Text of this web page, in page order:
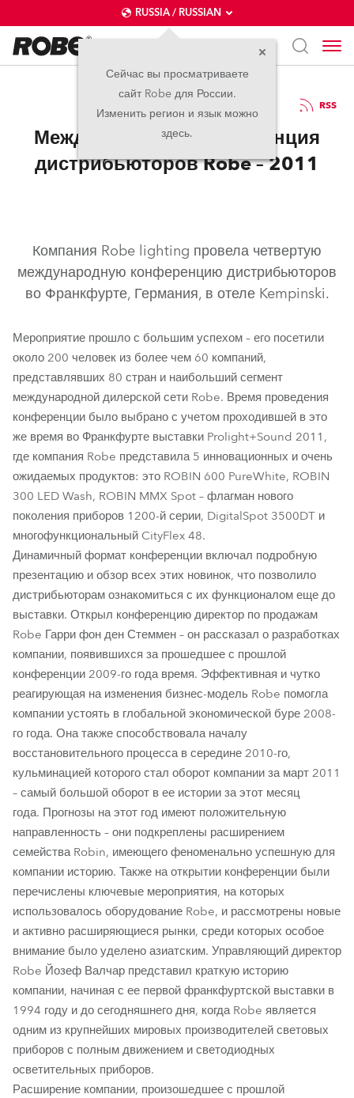
RUSSIA / RUSSIAN
Сейчас вы просматриваете
сайт Robe для России.
Изменить регион и язык можно
здесь.
18.04.2011 RSS
Международная конференция
дистрибьюторов Robe – 2011
Компания Robe lighting провела четвертую
международную конференцию дистрибьюторов
во Франкфурте, Германия, в отеле Kempinski.
Мероприятие прошло с большим успехом – его посетили
около 200 человек из более чем 60 компаний,
представлявших 80 стран и наибольший сегмент
международной дилерской сети Robe. Время проведения
конференции было выбрано с учетом проходившей в это
же время во Франкфурте выставки Prolight+Sound 2011,
где компания Robe представила 5 инновационных и очень
ожидаемых продуктов: это ROBIN 600 PureWhite, ROBIN
300 LED Wash, ROBIN MMX Spot – флагман нового
поколения приборов 1200-й серии, DigitalSpot 3500DT и
многофункциональный CityFlex 48.
Динамичный формат конференции включал подробную
презентацию и обзор всех этих новинок, что позволило
дистрибьюторам ознакомиться с их функционалом еще до
выставки. Открыл конференцию директор по продажам
Robe Гарри фон ден Стеммен – он рассказал о разработках
компании, появившихся за прошедшее с прошлой
конференции 2009-го года время. Эффективная и чутко
реагирующая на изменения бизнес-модель Robe помогла
компании устоять в глобальной экономической буре 2008-
го года. Она также способствовала началу
восстановительного процесса в середине 2010-го,
кульминацией которого стал оборот компании за март 2011
– самый большой оборот в ее истории за этот месяц
года. Прогнозы на этот год имеют положительную
направленность – они подкреплены расширением
семейства Robin, имеющего феноменально успешную для
компании историю. Также на открытии конференции были
перечислены ключевые мероприятия, на которых
использовалось оборудование Robe, и рассмотрены новые
и активно расширяющиеся рынки, среди которых особое
внимание было уделено азиатским. Управляющий директор
Robe Йозеф Валчар представил краткую историю
компании, начиная с ее первой франкфуртской выставки в
1994 году и до сегодняшнего дня, когда Robe является
одним из крупнейших мировых производителей световых
приборов с полным движением и светодиодных
осветительных приборов.
Расширение компании, произошедшее с прошлой